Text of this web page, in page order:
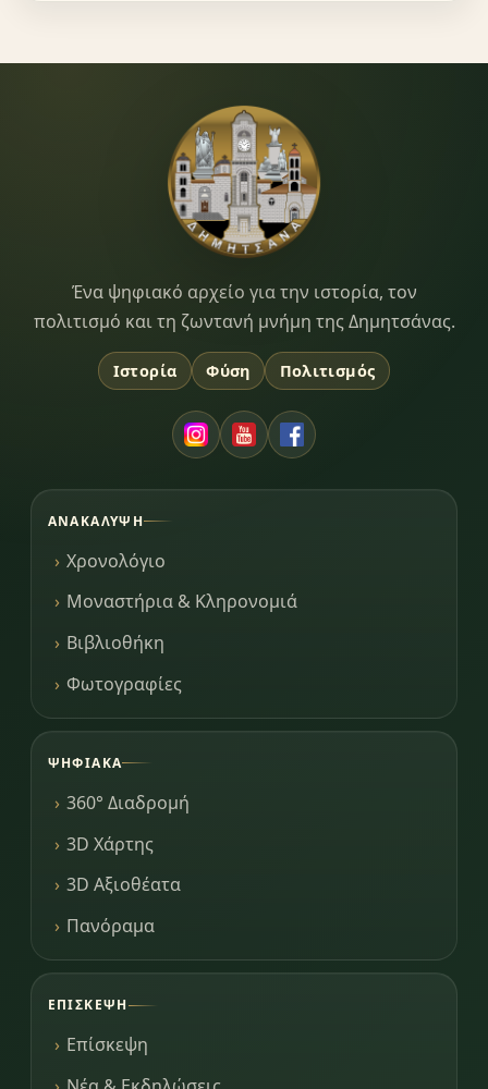
Dimitsana.gr
Ένα ψηφιακό αρχείο για την ιστορία, τον
πολιτισμό και τη ζωντανή μνήμη της Δημητσάνας.
Ιστορία Φύση Πολιτισμός
ΑΝΑΚΆΛΥΨΗ
Χρονολόγιο
Μοναστήρια & Κληρονομιά
Βιβλιοθήκη
Φωτογραφίες
ΨΗΦΙΑΚΆ
360° Διαδρομή
3D Χάρτης
3D Αξιοθέατα
Πανόραμα
ΕΠΊΣΚΕΨΗ
Επίσκεψη